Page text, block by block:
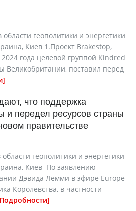
геополитики и энергетики
Киев 1.Проект Brakestop,
года целевой группой Kindred
Великобритании, поставил перед
что поддержка
и передел ресурсов страны
правительстве
геополитики и энергетики
Киев По заявлению
Дэвида Лемми в эфире Europe
Королевства, в частности
Подробности